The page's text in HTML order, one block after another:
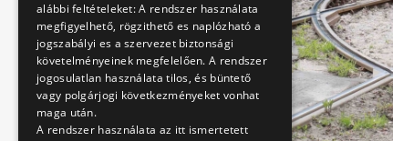
alábbi feltételeket: A rendszer használata
megfigyelhető, rögzithető es naplózható a
jogszabályi es a szervezet biztonsági
követelményeinek megfelelően. A rendszer
jogosulatlan használata tilos, és büntető
vagy polgárjogi következményeket vonhat
maga után.
A rendszer használata az itt ismertetett